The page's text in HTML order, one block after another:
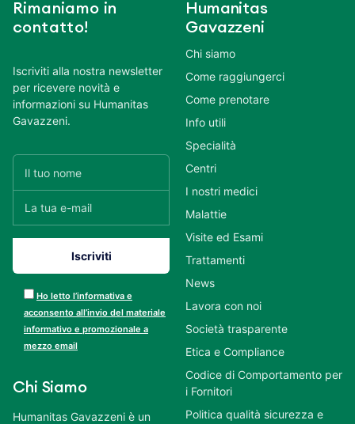
Rimaniamo in
contatto!
Iscriviti alla nostra newsletter
per ricevere novità e
informazioni su Humanitas
Gavazzeni.
Ho letto l’informativa e
acconsento all’invio del materiale
informativo e promozionale a
mezzo email
Chi Siamo
Humanitas Gavazzeni è un
Humanitas
Gavazzeni
Chi siamo
Come raggiungerci
Come prenotare
Info utili
Specialità
Centri
I nostri medici
Malattie
Visite ed Esami
Trattamenti
News
Lavora con noi
Società trasparente
Etica e Compliance
Codice di Comportamento per
i Fornitori
Politica qualità sicurezza e